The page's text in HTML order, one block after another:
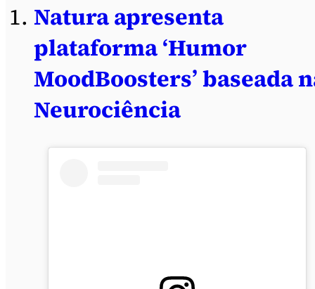
Natura apresenta
plataforma ‘Humor
MoodBoosters’ baseada
Neurociência